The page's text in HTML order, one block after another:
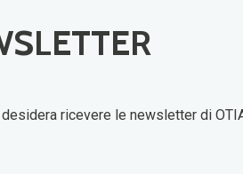
ricevere le newsletter di